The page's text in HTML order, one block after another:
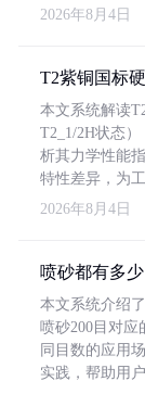
2026年8月4日
T2紫铜国标
本文系统解读
T2_1/2H状态
析其力学性能
特性差异，为
2026年8月4日
喷砂都有多少
本文系统介绍
喷砂200目对应
同目数的应用
实践，帮助用